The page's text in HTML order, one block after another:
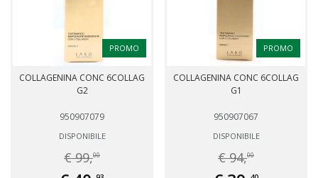
PROMO
COLLAGENINA CONC 6COLLAG
G2
950907079
DISPONIBILE
€ 99,00
PROMO
COLLAGENINA CONC 6COLLAG
G1
950907067
DISPONIBILE
€ 94,00